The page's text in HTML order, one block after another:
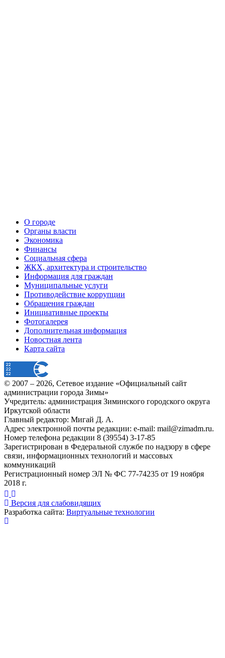
О городе
Органы власти
Экономика
Финансы
Социальная сфера
ЖКХ, архитектура и строительство
Информация для граждан
Муниципальные услуги
Противодействие коррупции
Обращения граждан
Инициативные проекты
Фотогалерея
Дополнительная информация
Новостная лента
Карта сайта
© 2007 – 2026, Сетевое издание «Официальный сайт
администрации города Зимы»
Учредитель: администрация Зиминского городского округа
Иркутской области
Главный редактор: Мигай Д. А.
Адрес электронной почты редакции: e-mail: mail@zimadm.ru.
Номер телефона редакции 8 (39554) 3-17-85
Зарегистрирован в Федеральной службе по надзору в сфере
связи, информационных технологий и массовых
коммуникаций
Регистрационный номер ЭЛ № ФС 77-74235 от 19 ноября
2018 г.
Версия для слабовидящих
Разработка сайта: Виртуальные технологии